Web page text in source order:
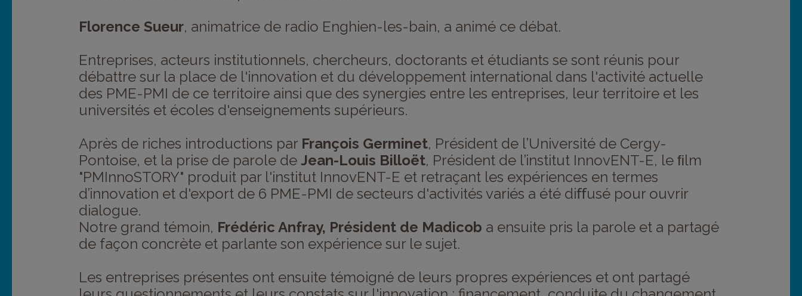
Florence Sueur, animatrice de radio Enghien-les-bain, a animé ce débat.
Entreprises, acteurs institutionnels, chercheurs, doctorants et étudiants se sont réunis pour
débattre sur la place de l'innovation et du développement international dans l'activité actuelle
des PME-PMI de ce territoire ainsi que des synergies entre les entreprises, leur territoire et les
universités et écoles d'enseignements supérieurs.
Après de riches introductions par François Germinet, Président de l’Université de Cergy-
Pontoise, et la prise de parole de Jean-Louis Billoët, Président de l’institut InnovENT-E, le ﬁlm
"PMInnoSTORY" produit par l'institut InnovENT-E et retraçant les expériences en termes
d’innovation et d'export de 6 PME-PMI de secteurs d'activités variés a été diﬀusé pour ouvrir
dialogue.
Notre grand témoin, Frédéric Anfray, Président de Madicob a ensuite pris la parole et a partagé
de façon concrète et parlante son expérience sur le sujet.
Les entreprises présentes ont ensuite témoigné de leurs propres expériences et ont partagé